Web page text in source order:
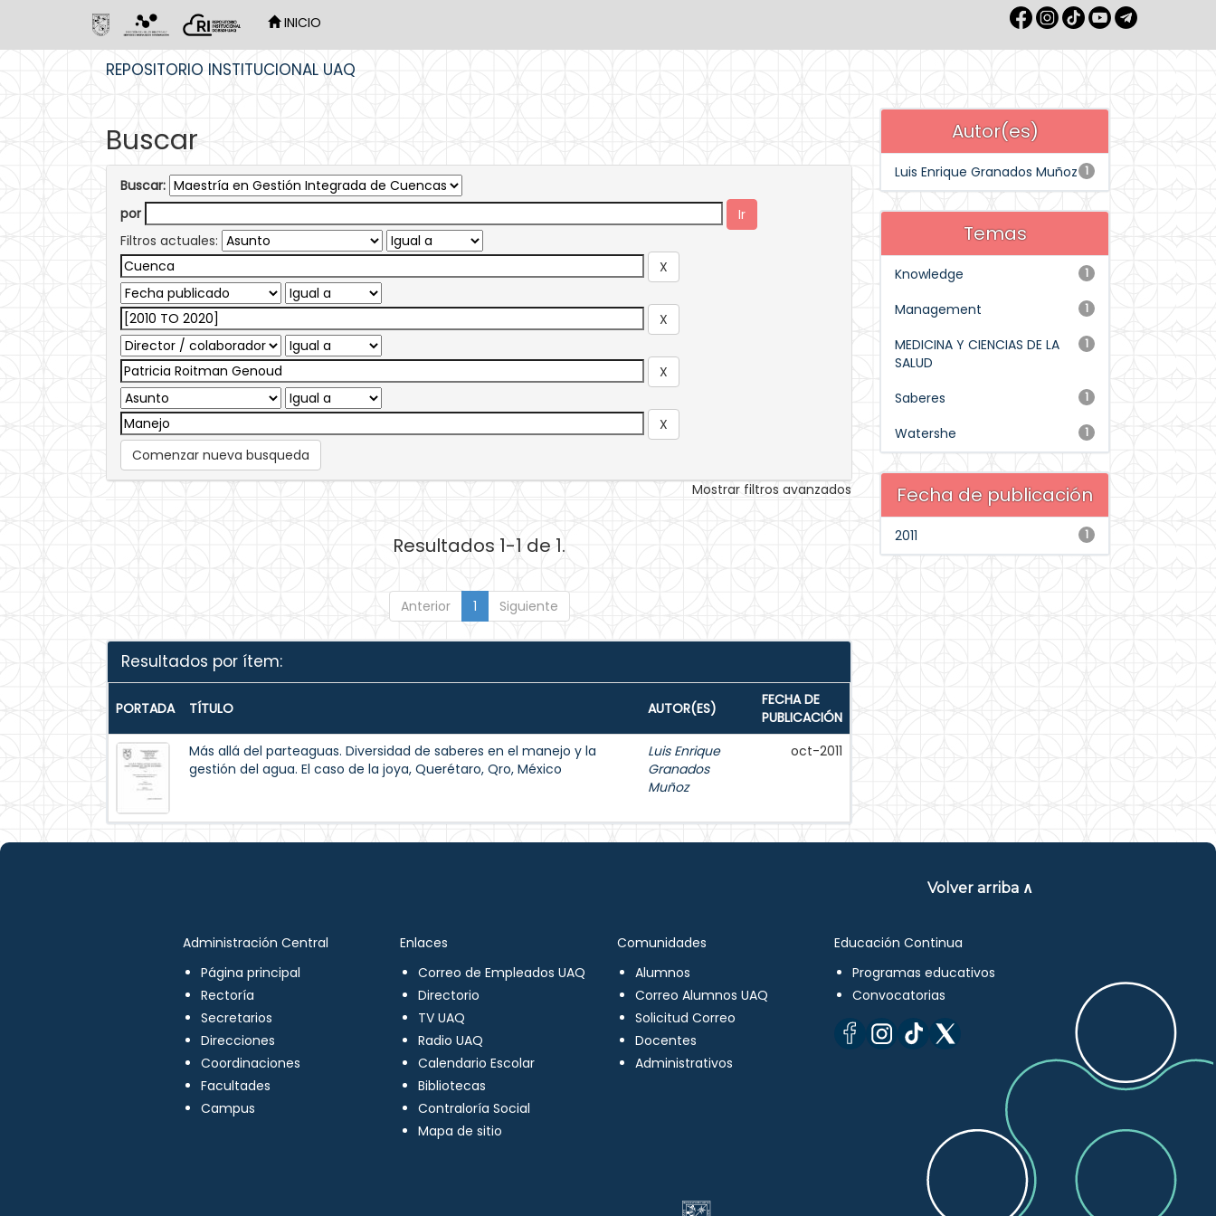
INICIO
REPOSITORIO INSTITUCIONAL UAQ
Buscar
Buscar:
por
Filtros actuales:
Comenzar nueva busqueda
Mostrar filtros avanzados
Resultados 1-1 de 1.
Anterior 1 Siguiente
Resultados por ítem:
PORTADA TÍTULO AUTOR(ES)
FECHA DE
PUBLICACIÓN
Más allá del parteaguas. Diversidad de saberes en el manejo y la
gestión del agua. El caso de la joya, Querétaro, Qro, México
Luis Enrique
Granados
Muñoz
oct-2011
Autor(es)
1
Luis Enrique Granados Muñoz
Temas
1
Knowledge
1
Management
1
MEDICINA Y CIENCIAS DE LA
SALUD
1
Saberes
1
Watershe
Fecha de publicación
1
2011
Volver arriba ∧
Administración Central
Página principal
Rectoría
Secretarios
Direcciones
Coordinaciones
Facultades
Campus
Enlaces
Correo de Empleados UAQ
Directorio
TV UAQ
Radio UAQ
Calendario Escolar
Bibliotecas
Contraloría Social
Mapa de sitio
Comunidades
Alumnos
Correo Alumnos UAQ
Solicitud Correo
Docentes
Administrativos
Educación Continua
Programas educativos
Convocatorias